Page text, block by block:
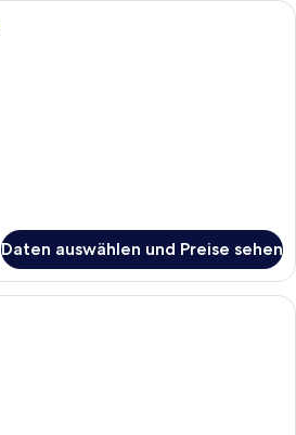
Ein Schlafzimmer mit einem
Daten auswählen und Preise sehen
Ein Zimmer mit einem gepolsterten